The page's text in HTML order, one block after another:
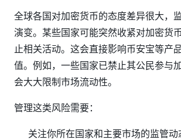
全球各国对加密货币的态度差异很大，
演变。某些国家可能突然收紧对加密货
止相关活动。这会直接影响币安宝等产
值。例如，一些国家已禁止其公民参与
会大大限制市场流动性。
管理这类风险需要：
关注你所在国家和主要市场的监管动